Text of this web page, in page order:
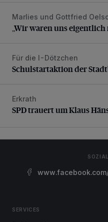
„Wir waren uns eigentlich
Marlies und Gottfried
„Wir waren uns eigentlich
Schulstartaktion der
Für die I-Dötzchen
Schulstartaktion der
SPD trauert um Klaus
Erkrath
SPD trauert um Klaus
SERVICES